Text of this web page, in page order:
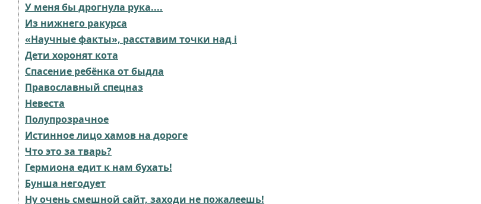
У меня бы дрогнула рука....
Из нижнего ракурса
«Научные факты», расставим точки над i
Дети хоронят кота
Спасение ребёнка от быдла
Православный спецназ
Невеста
Полупрозрачное
Истинное лицо хамов на дороге
Что это за тварь?
Гермиона едит к нам бухать!
Бунша негодует
Ну очень смешной сайт, заходи не пожалеешь!